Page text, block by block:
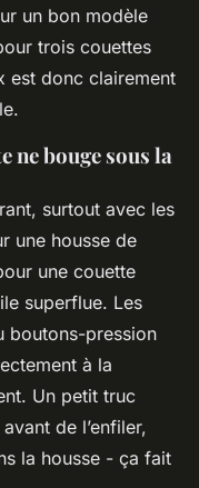
un bon modèle
trois couettes
est donc clairement
ne bouge sous la
surtout avec les
une housse de
une couette
superflue. Les
boutons-pression
à la
Un petit truc
de l’enfiler,
la housse - ça fait